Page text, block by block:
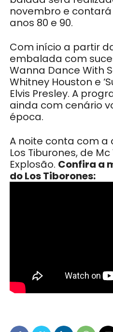
novembro e
anos 80 e 90.
Com início a partir
embalada com
Wanna Dance With
Whitney Houston e
Elvis Presley. A
ainda com cenário
época.
A noite conta com
Los Tiburones, de
Explosão. Confira a
do Los Tiborones: